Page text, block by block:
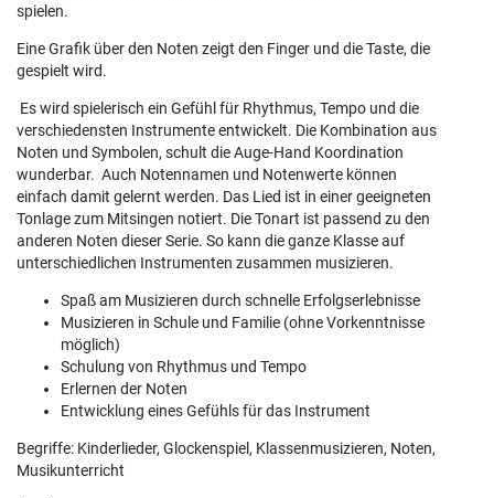
spielen.
Eine Grafik über den Noten zeigt den Finger und die Taste, die
gespielt wird.
Es wird spielerisch ein Gefühl für Rhythmus, Tempo und die
verschiedensten Instrumente entwickelt. Die Kombination aus
Noten und Symbolen, schult die Auge-Hand Koordination
wunderbar. Auch Notennamen und Notenwerte können
einfach damit gelernt werden. Das Lied ist in einer geeigneten
Tonlage zum Mitsingen notiert. Die Tonart ist passend zu den
anderen Noten dieser Serie. So kann die ganze Klasse auf
unterschiedlichen Instrumenten zusammen musizieren.
Spaß am Musizieren durch schnelle Erfolgserlebnisse
Musizieren in Schule und Familie (ohne Vorkenntnisse
möglich)
Schulung von Rhythmus und Tempo
Erlernen der Noten
Entwicklung eines Gefühls für das Instrument
Begriffe: Kinderlieder, Glockenspiel, Klassenmusizieren, Noten,
Musikunterricht